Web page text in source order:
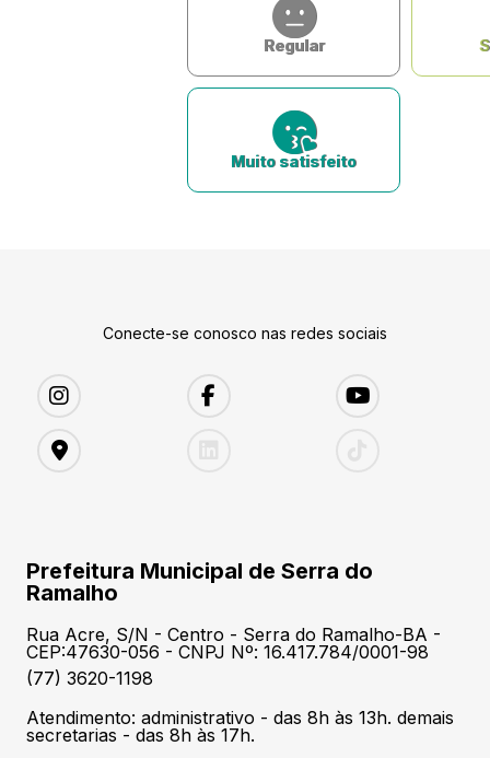
Regular
Muito satisfeito
Conecte-se conosco nas redes sociais
Prefeitura Municipal de Serra do
Ramalho
Rua Acre, S/N - Centro - Serra do Ramalho-BA -
CEP:47630-056 - CNPJ Nº: 16.417.784/0001-98
(77) 3620-1198
Atendimento: administrativo - das 8h às 13h. demais
secretarias - das 8h às 17h.